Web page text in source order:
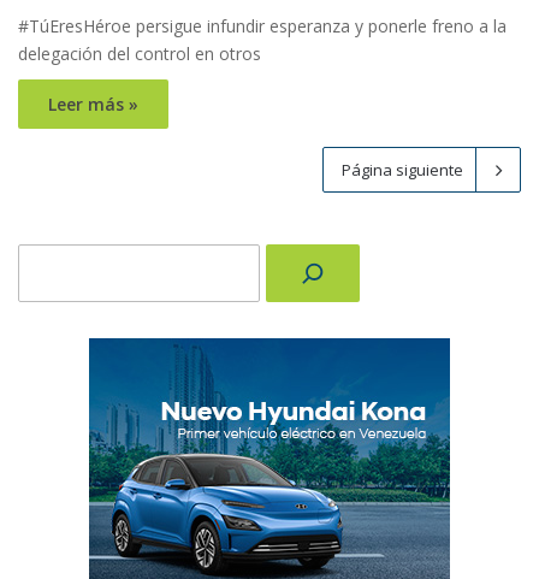
#TúEresHéroe persigue infundir esperanza y ponerle freno a la
delegación del control en otros
Leer más »
Página siguiente